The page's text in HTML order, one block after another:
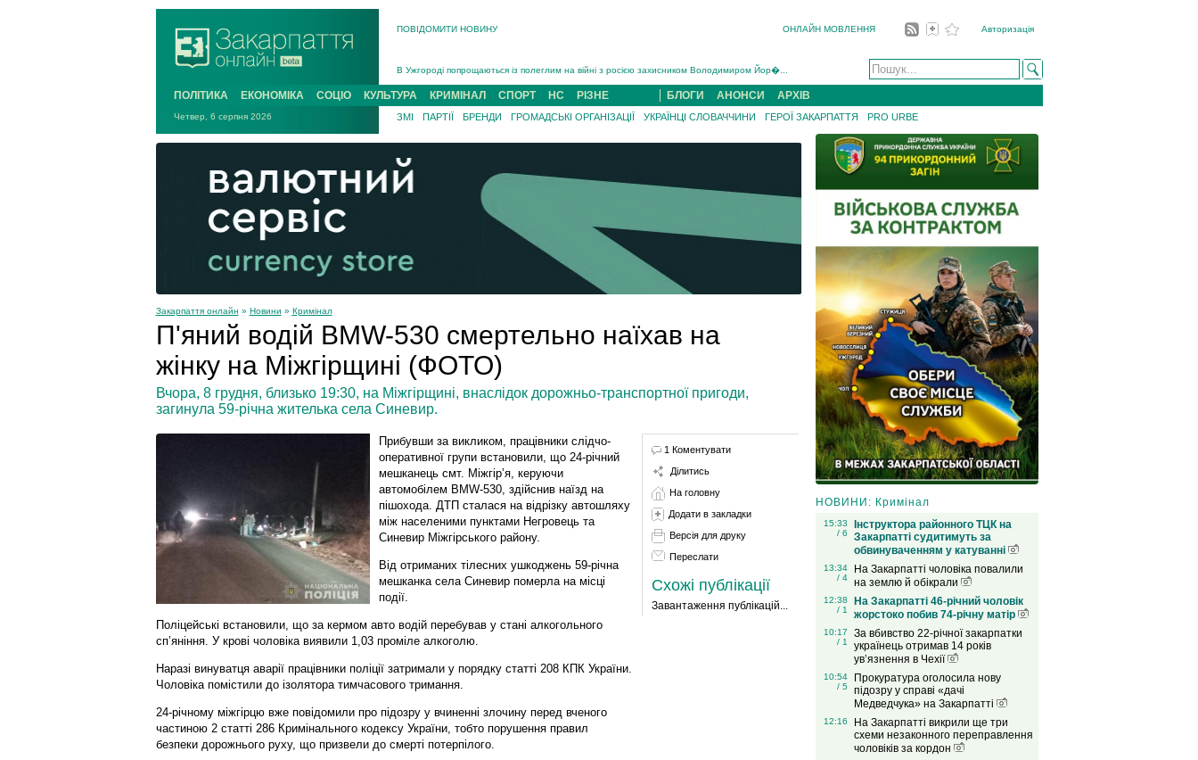
ПОВІДОМИТИ НОВИНУ ОНЛАЙН МОВЛЕННЯ Авторизація
В Ужгороді попрощаються із полеглим на війні з росією захисником Володимиром Йор�...
В Ужгороді 5 серпня попрощаються із захисником Богданом Югасом, який два роки �...
Підтвердили загибель захисника із Нанкова на Хустщині Юліана Гербея (ФОТО)[/gree...
На війні з рф поліг військовий з Виноградова Ігнат Роздяловський (ФОТО)...
На Хустщині внаслідок ДТП за участі трьох авто постраждали 13 людей (ФОТО)...
Інструктора районного ТЦК на Закарпатті судитимуть за обвинувачен...
ПОЛІТИКА ЕКОНОМІКА СОЦІО КУЛЬТУРА КРИМІНАЛ СПОРТ НС РІЗНЕ БЛОГИ АНОНСИ АРХІВ
Четвер, 6 серпня 2026 ЗМІ ПАРТІЇ БРЕНДИ ГРОМАДСЬКІ ОРГАНІЗАЦІЇ УКРАЇНЦІ СЛОВАЧЧИНИ ГЕРОЇ ЗАКАРПАТТЯ PRO URBE
Закарпаття онлайн » Новини » Кримінал
П'яний водій BMW-530 смертельно наїхав на
жінку на Міжгірщині (ФОТО)
Вчора, 8 грудня, близько 19:30, на Міжгірщині, внаслідок дорожньо-транспортної пригоди,
загинула 59-річна жителька села Синевир.
Прибувши за викликом, працівники слідчо-
оперативної групи встановили, що 24-річний
мешканець смт. Міжгір’я, керуючи
автомобілем BMW-530, здійснив наїзд на
пішохода. ДТП сталася на відрізку автошляху
між населеними пунктами Негровець та
Синевир Міжгірського району.
Від отриманих тілесних ушкоджень 59-річна
мешканка села Синевир померла на місці
події.
Поліцейські встановили, що за кермом авто водій перебував у стані алкогольного
сп’яніння. У крові чоловіка виявили 1,03 проміле алкоголю.
Наразі винуватця аварії працівники поліції затримали у порядку статті 208 КПК України.
Чоловіка помістили до ізолятора тимчасового тримання.
24-річному міжгірцю вже повідомили про підозру у вчиненні злочину перед вченого
частиною 2 статті 286 Кримінального кодексу України, тобто порушення правил
безпеки дорожнього руху, що призвели до смерті потерпілого.
1 Коментувати
Ділитись
На головну
Додати в закладки
Версія для друку
Переслати
Схожі публікації
Завантаження публікацій...
НОВИНИ: Кримінал
15:33
/ 6
Інструктора районного ТЦК на
Закарпатті судитимуть за
обвинуваченням у катуванні
13:34
/ 4
На Закарпатті чоловіка повалили
на землю й обікрали
12:38
/ 1
На Закарпатті 46-річний чоловік
жорстоко побив 74-річну матір
10:17
/ 1
За вбивство 22-річної закарпатки
українець отримав 14 років
ув’язнення в Чехії
10:54
/ 5
Прокуратура оголосила нову
підозру у справі «дачі
Медведчука» на Закарпатті
12:16
На Закарпатті викрили ще три
схеми незаконного переправлення
чоловіків за кордон